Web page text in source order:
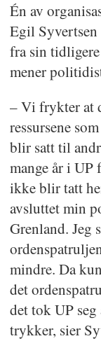
Én av
Egil Syvertsen
fra sin
mener
– Vi frykter at
ressursene
blir satt til
mange år i UP
ikke blir tatt
avsluttet min
Grenland. Jeg
mindre. Da
det
det tok UP
trykker, sier